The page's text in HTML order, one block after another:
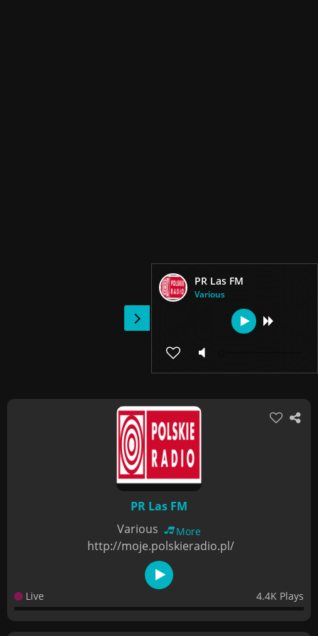
PR Las FM
Various
PR Las FM
Various
More
http://moje.polskieradio.pl/
Live 4.4K Plays